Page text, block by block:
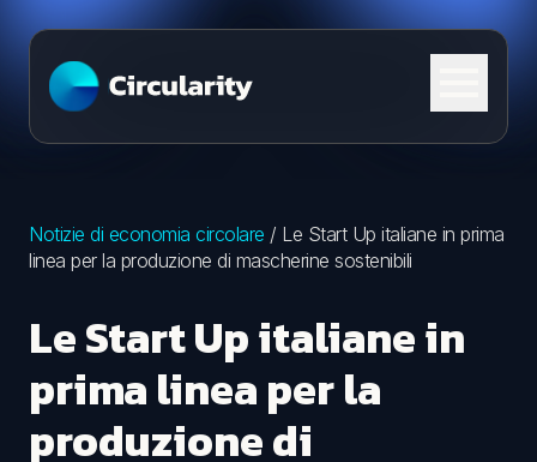
Skip to content
Notizie di economia circolare / Le Start Up italiane in prima
linea per la produzione di mascherine sostenibili
Le Start Up italiane in
prima linea per la
produzione di